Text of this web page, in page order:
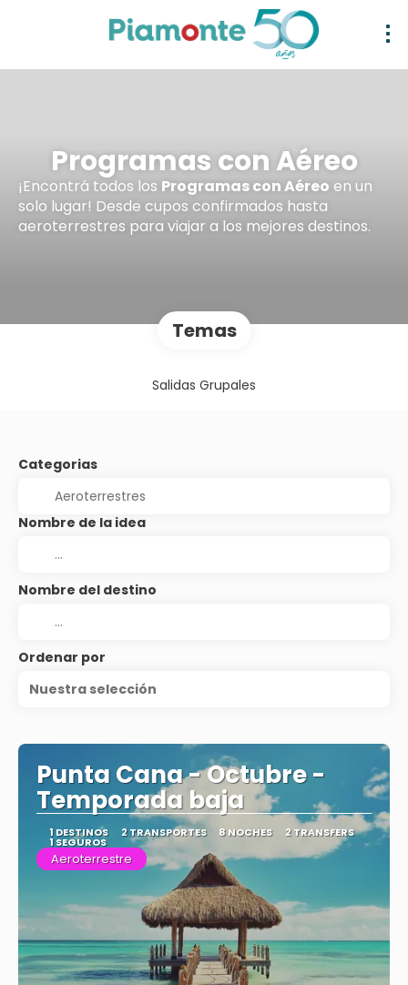
Programas con Aéreo
¡Encontrá todos los Programas con Aéreo en un
solo lugar! Desde cupos confirmados hasta
aeroterrestres para viajar a los mejores destinos.
Temas
Salidas Grupales
Categorias
Nombre de la idea
Nombre del destino
Ordenar por
Nuestra selección
Punta Cana - Octubre -
Temporada baja
1 DESTINOS 2 TRANSPORTES 8 NOCHES 2 TRANSFERS
1 SEGUROS
Aeroterrestre